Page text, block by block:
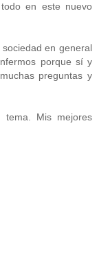
en este nuevo
en general
porque sí y
preguntas y
Mis mejores